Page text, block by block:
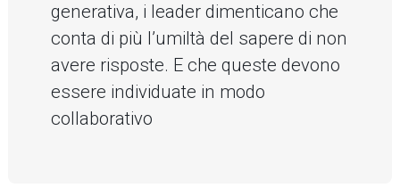
generativa, i leader dimenticano che
conta di più l’umiltà del sapere di non
avere risposte. E che queste devono
essere individuate in modo
collaborativo